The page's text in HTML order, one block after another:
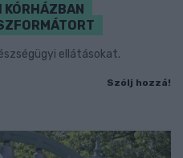
KÓRHÁZBAN
ellátásokat.
Szólj hozzá!